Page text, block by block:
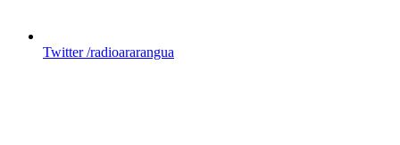
Twitter /radioararangua